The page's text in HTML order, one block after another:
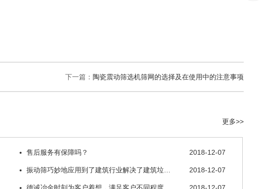
下一篇： 陶瓷震动筛选机筛网的选择及在使用中的注意事项
更多>>
2018-12-07
售后服务有保障吗？
2018-12-07
振动筛巧妙地应用到了建筑行业解决了建筑垃…